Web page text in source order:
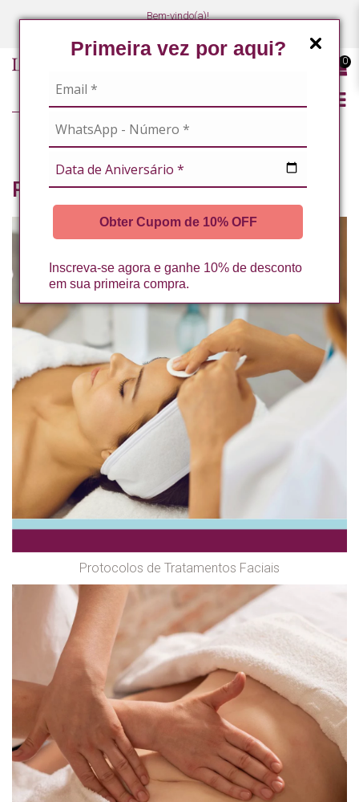
Primeira vez por aqui?
Obter Cupom de 10% OFF
Inscreva-se agora e ganhe 10% de desconto
em sua primeira compra.
Bem-vindo(a)!
0
Protocolos de Tratamento
Protocolos de Tratamentos Faciais